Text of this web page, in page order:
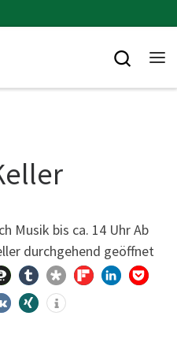
Musik bis ca. 14 Uhr Ab
durch­ge­hend geöffnet